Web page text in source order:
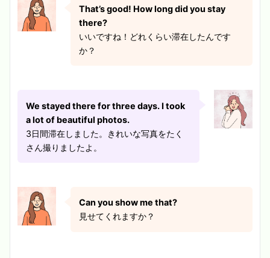
That’s good! How long did you stay
there?
いいですね！どれくらい滞在したんです
か？
We stayed there for three days. I took
a lot of beautiful photos.
3日間滞在しました。きれいな写真をたく
さん撮りましたよ。
Can you show me that?
見せてくれますか？